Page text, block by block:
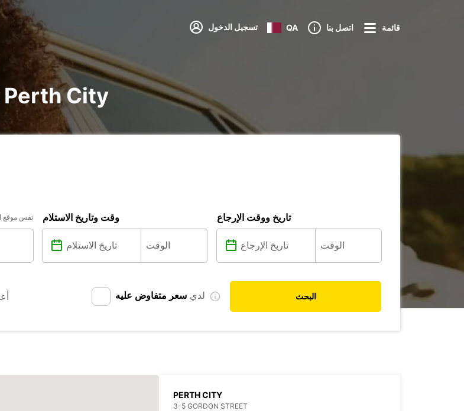
تسجيل الدخول QA اتصل بنا قائمة
تأجير voiture و utilitaire في Perth City
نفس موقع وقت وتاريخ الاستلام تاريخ ووقت الإرجاع
لدي سعر متفاوض عليه البحث
PERTH CITY
3-5 GORDON STREET